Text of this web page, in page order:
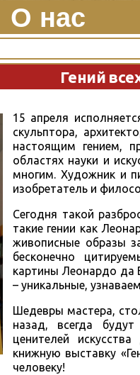
О нас
Гений
15 апреля
скульптора,
настоящим гением,
областях науки и
многим. Художник и
изобретатель и
Сегодня такой
такие гении как
живописные образы
бесконечно
картины Леонардо да
– уникальные,
Шедевры мастера,
назад, всегда
ценителей
книжную выставку
человеку!